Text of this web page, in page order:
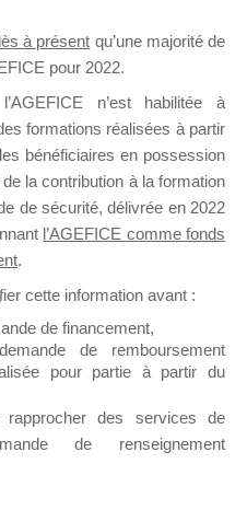
il y a un mois
Organismes de
répondre à l’Appel à
dédié au support
laisser un message
à présent qu’une majorité de
pour 2022.
n’est habilitée à
formations réalisées à partir
bénéficiaires en possession
la contribution à la formation
de sécurité, délivrée en 2022
l’AGEFICE comme fonds
.
cette information avant :
de financement,
de remboursement
pour partie à partir du
des services de
de renseignement